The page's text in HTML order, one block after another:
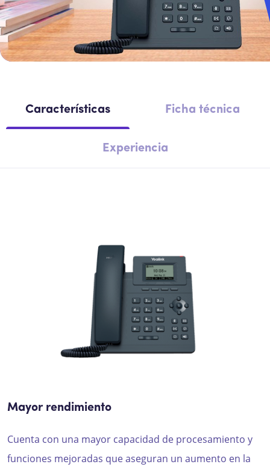
Características Ficha técnica
Experiencia
Mayor rendimiento
Cuenta con una mayor capacidad de procesamiento y
funciones mejoradas que aseguran un aumento en la